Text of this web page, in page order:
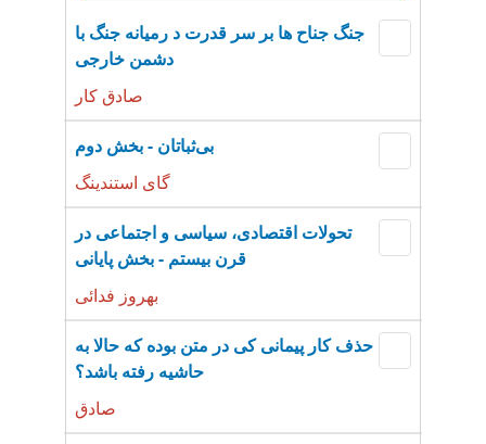
جنگ جناح ها بر سر قدرت د رمیانە جنگ با
دشمن خارجی
صادق کار
بی‌ثباتان - بخش دوم
گای استندینگ
تحولات اقتصادی، سیاسی و اجتماعی در
قرن بیستم - بخش پایانی
بهروز فدائی
حذف کار پیمانی کی در متن بودە کە حالا بە
حاشیە رفتە باشد؟
صادق